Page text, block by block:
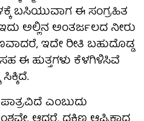
ಬಸಿಯುವಾಗ ಈ ಸಂಗ್ರಹಿತ
ಅಲ್ಲಿನ ಅಂತರ್ಜಲದ ನೀರು
ಇದೇ ರೀತಿ ಬಹುದೊಡ್ಡ
ಈ ಹುತ್ತಗಳು ಕೆಳಗಿಳಿಸಿವೆ
ಎಂಬುದು